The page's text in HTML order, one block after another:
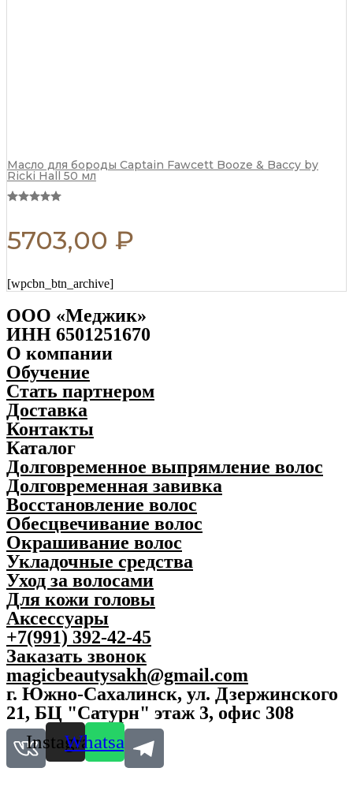
Масло для бороды Captain Fawcett Booze & Baccy by
Ricki Hall 50 мл
5703,00 ₽
[wpcbn_btn_archive]
ООО «Меджик»
ИНН 6501251670
О компании
Обучение
Стать партнером
Доставка
Контакты
Каталог
Долговременное выпрямление волос
Долговременная завивка
Восстановление волос
Обесцвечивание волос
Окрашивание волос
Укладочные средства
Уход за волосами
Для кожи головы
Аксессуары
+7(991) 392-42-45
Заказать звонок
magicbeautysakh@gmail.com
г. Южно-Сахалинск, ул. Дзержинского
21, БЦ "Сатурн" этаж 3, офис 308
InstagramWhatsapp